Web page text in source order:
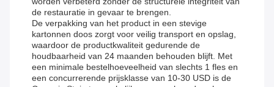
de restauratie in gevaar te brengen.
De verpakking van het product in een stevige
kartonnen doos zorgt voor veilig transport en opslag,
waardoor de productkwaliteit gedurende de
houdbaarheid van 24 maanden behouden blijft. Met
een minimale bestelhoeveelheid van slechts 1 fles en
een concurrerende prijsklasse van 10-30 USD is de